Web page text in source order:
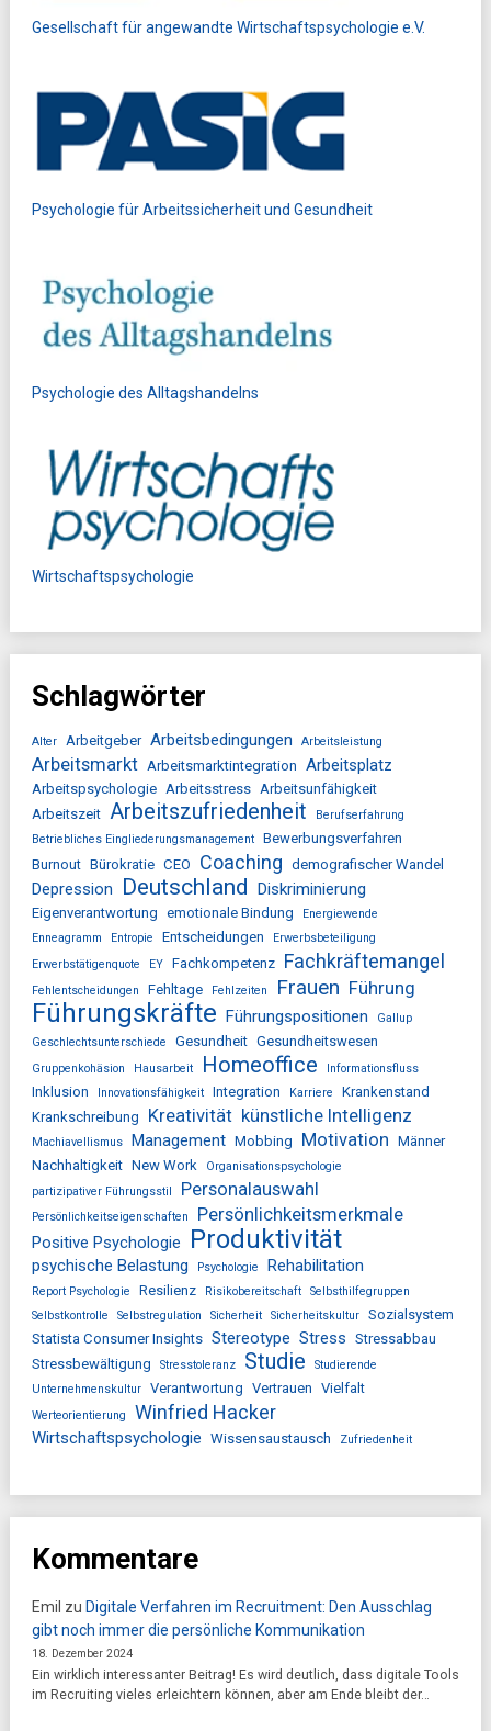
Gesellschaft für angewandte Wirtschaftspsychologie e.V.
Psychologie für Arbeitssicherheit und Gesundheit
Psychologie des Alltagshandelns
Wirtschaftspsychologie
Schlagwörter
Alter Arbeitgeber Arbeitsbedingungen Arbeitsleistung
Arbeitsmarkt Arbeitsmarktintegration Arbeitsplatz
Arbeitspsychologie Arbeitsstress
Arbeitsunfähigkeit
Arbeitszeit
Arbeitszufriedenheit
Berufserfahrung
Betriebliches Eingliederungsmanagement
Bewerbungsverfahren
Burnout Bürokratie CEO Coaching demografischer Wandel
Depression Deutschland Diskriminierung
Eigenverantwortung emotionale Bindung
Energiewende
Enneagramm
Entropie Entscheidungen
Erwerbsbeteiligung
Erwerbstätigenquote
EY Fachkompetenz Fachkräftemangel
Fehlentscheidungen Fehltage Fehlzeiten Frauen Führung
Führungskräfte Führungspositionen
Gallup
Geschlechtsunterschiede
Gesundheit Gesundheitswesen
Gruppenkohäsion Hausarbeit Homeoffice Informationsfluss
Inklusion Innovationsfähigkeit Integration Karriere
Krankenstand
Krankschreibung
Kreativität künstliche Intelligenz
Machiavellismus Management Mobbing Motivation Männer
Nachhaltigkeit New Work
Organisationspsychologie
partizipativer Führungsstil
Personalauswahl
Persönlichkeitseigenschaften Persönlichkeitsmerkmale
Positive Psychologie Produktivität
psychische Belastung Psychologie Rehabilitation
Report Psychologie Resilienz Risikobereitschaft
Selbsthilfegruppen
Selbstkontrolle
Selbstregulation Sicherheit Sicherheitskultur
Sozialsystem
Statista Consumer Insights Stereotype Stress Stressabbau
Stressbewältigung
Stresstoleranz Studie
Studierende
Unternehmenskultur
Verantwortung Vertrauen Vielfalt
Werteorientierung Winfried Hacker
Wirtschaftspsychologie Wissensaustausch Zufriedenheit
Kommentare
Emil zu Digitale Verfahren im Recruitment: Den Ausschlag
gibt noch immer die persönliche Kommunikation
18. Dezember 2024
Ein wirklich interessanter Beitrag! Es wird deutlich, dass digitale Tools
im Recruiting vieles erleichtern können, aber am Ende bleibt der…